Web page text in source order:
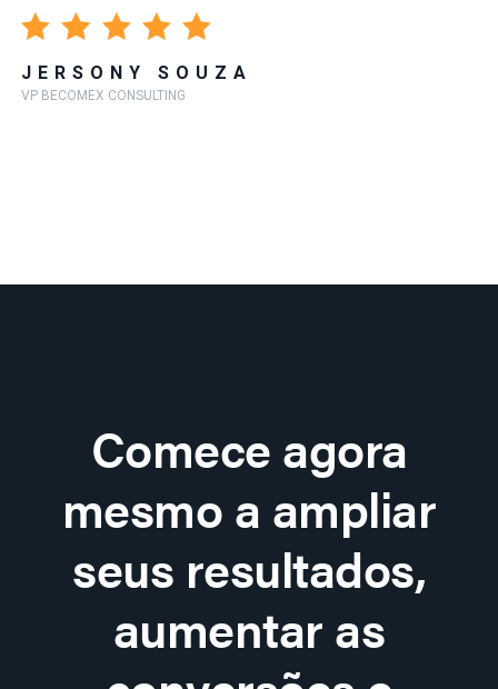
JERSONY SOUZA
VP BECOMEX CONSULTING
Comece agora
mesmo a ampliar
seus resultados,
aumentar as